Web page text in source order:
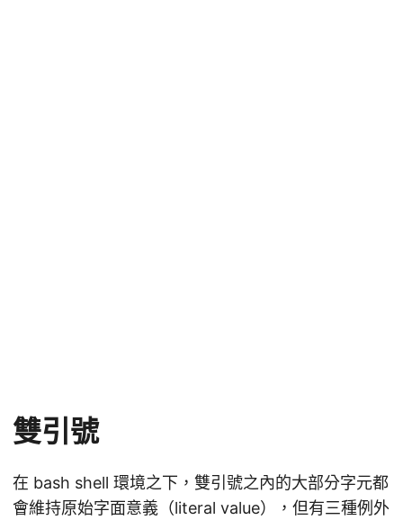
雙引號
在 bash shell 環境之下，雙引號之內的大部分字元都
會維持原始字面意義（literal value），但有三種例外